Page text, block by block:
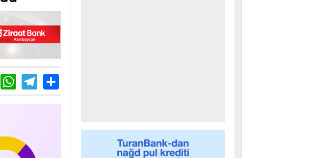
LinkedIn
WhatsApp
Telegram
Share